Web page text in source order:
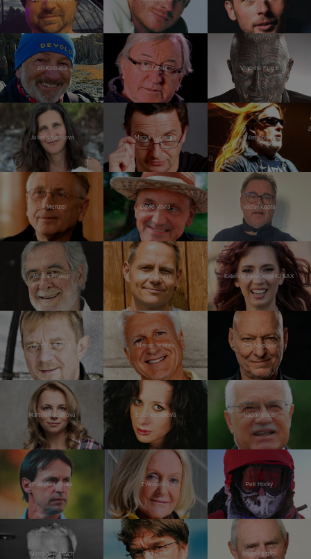
Jiří Kolbaba Jiří Lábus Vladimír Franz
Juliet Navrátilová Michal Viewegh Milan Špalek
Jiří Menzel David Vávra Václav Kopta
Michal Prokop Tomáš Kraus Kateřina Janečková KJ SAX
Petr Čtvrtníček Marian Jelínek Petr Nikolaev
Martina Kociánová Ester Kočičková Václav Klaus
František Straka Eva Jiřičná Petr Horký
Miroslav Huptych Dan Bárta Milan Kňažko